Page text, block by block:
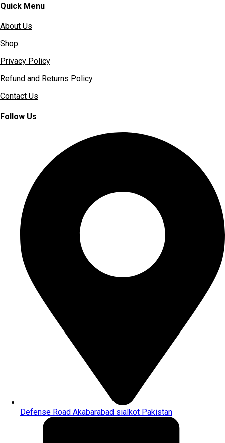
Quick Menu
About Us
Shop
Privacy Policy
Refund and Returns Policy
Contact Us
Follow Us
Defense Road Akabarabad sialkot Pakistan